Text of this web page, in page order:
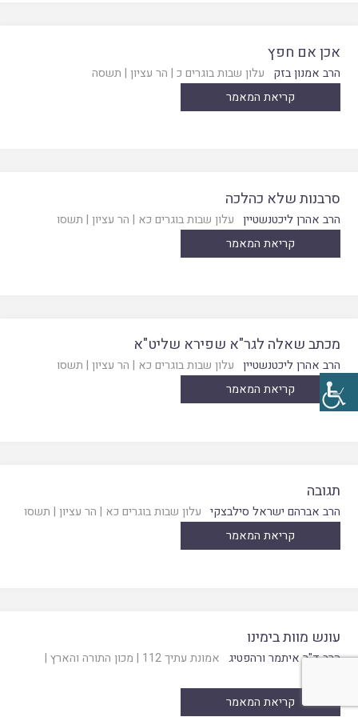
אכן אם חפץ
הרב אמנון בזק עלון שבות בוגרים כ | הר עציון | תשסה
קריאת המאמר
סרבנות שלא כהלכה
הרב אהרן ליכטנשטיין עלון שבות בוגרים כא | הר עציון | תשסו
קריאת המאמר
מכתב שאלה לגר"א שפירא שליט"א
הרב אהרן ליכטנשטיין עלון שבות בוגרים כא | הר עציון | תשסו
קריאת המאמר
תגובה
הרב אברהם ישראל סילבצקי עלון שבות בוגרים כא | הר עציון | תשסו
קריאת המאמר
עונש מוות בימינו
הרב ד"ר איתמר ורהפטיג אמונת עתיך 112 | מכון התורה והארץ |
קריאת המאמר